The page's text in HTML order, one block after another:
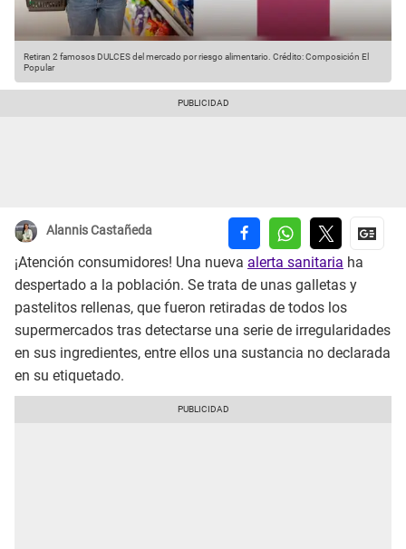
Retiran 2 famosos DULCES del mercado por riesgo alimentario. Crédito: Composición El
Popular
Alannis Castañeda
¡Atención consumidores! Una nueva alerta sanitaria ha
despertado a la población. Se trata de unas galletas y
pastelitos rellenas, que fueron retiradas de todos los
supermercados tras detectarse una serie de irregularidades
en sus ingredientes, entre ellos una sustancia no declarada
en su etiquetado.